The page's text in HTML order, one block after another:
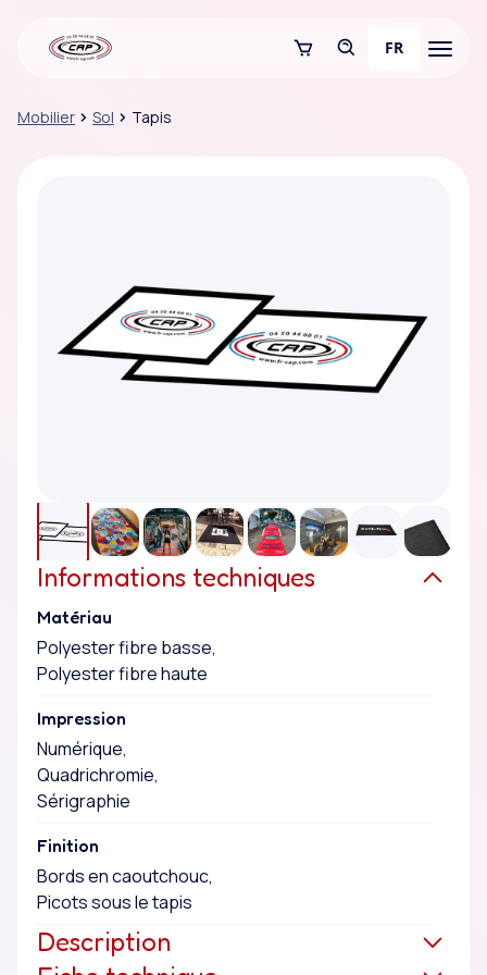
FR
Mobilier Sol Tapis
Informations techniques
Matériau
Polyester fibre basse,
Polyester fibre haute
Impression
Numérique,
Quadrichromie,
Sérigraphie
Finition
Bords en caoutchouc,
Picots sous le tapis
Description